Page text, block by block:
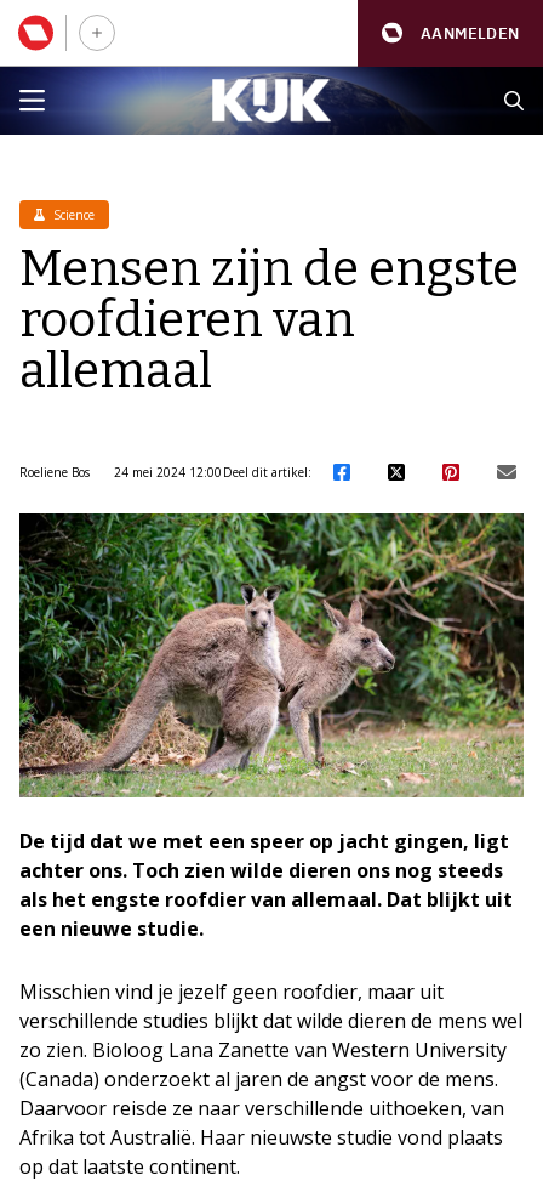
AANMELDEN
Science
Mensen zijn de engste
roofdieren van
allemaal
Roeliene Bos 24 mei 2024 12:00 Deel dit artikel:
De tijd dat we met een speer op jacht gingen, ligt
achter ons. Toch zien wilde dieren ons nog steeds
als het engste roofdier van allemaal. Dat blijkt uit
een nieuwe studie.
Misschien vind je jezelf geen roofdier, maar uit
verschillende studies blijkt dat wilde dieren de mens wel
zo zien. Bioloog Lana Zanette van Western University
(Canada) onderzoekt al jaren de angst voor de mens.
Daarvoor reisde ze naar verschillende uithoeken, van
Afrika tot Australië. Haar nieuwste studie vond plaats
op dat laatste continent.